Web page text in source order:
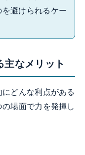
避けられるケー
なメリット
どんな利点がある
場面で力を発揮し